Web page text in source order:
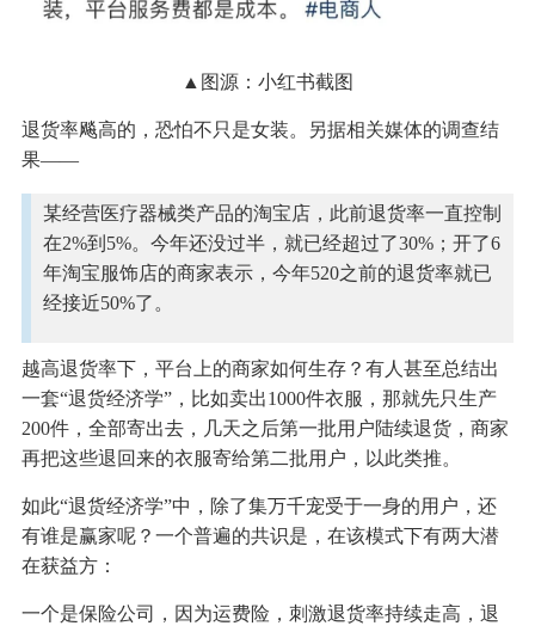
▲图源：小红书截图
退货率飚高的，恐怕不只是女装。另据相关媒体的调查结
果——
某经营医疗器械类产品的淘宝店，此前退货率一直控制
在2%到5%。今年还没过半，就已经超过了30%；开了6
年淘宝服饰店的商家表示，今年520之前的退货率就已
经接近50%了。
越高退货率下，平台上的商家如何生存？有人甚至总结出
一套“退货经济学”，比如卖出1000件衣服，那就先只生产
200件，全部寄出去，几天之后第一批用户陆续退货，商家
再把这些退回来的衣服寄给第二批用户，以此类推。
如此“退货经济学”中，除了集万千宠受于一身的用户，还
有谁是赢家呢？一个普遍的共识是，在该模式下有两大潜
在获益方：
一个是保险公司，因为运费险，刺激退货率持续走高，退